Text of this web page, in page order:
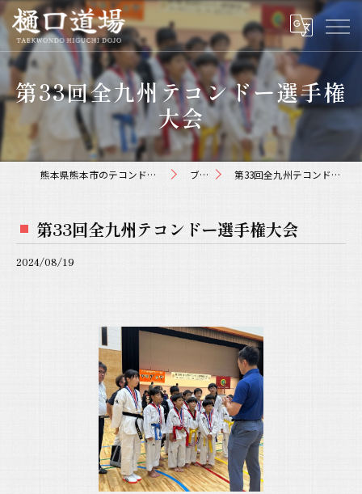
第33回全九州テコンドー選手権
大会
熊本県熊本市のテコンドーなら樋口道場 ブログ 第33回全九州テコンドー選手権大会
第33回全九州テコンドー選手権大会
2024/08/19